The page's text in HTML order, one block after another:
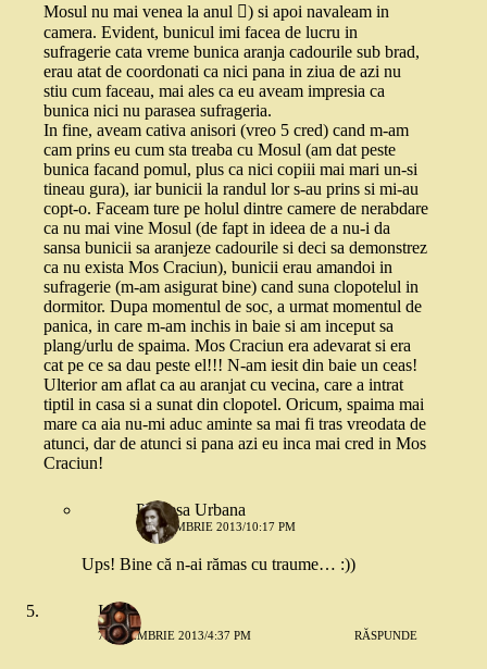
Mosul nu mai venea la anul ) si apoi navaleam in
camera. Evident, bunicul imi facea de lucru in
sufragerie cata vreme bunica aranja cadourile sub brad,
erau atat de coordonati ca nici pana in ziua de azi nu
stiu cum faceau, mai ales ca eu aveam impresia ca
bunica nici nu parasea sufrageria.
In fine, aveam cativa anisori (vreo 5 cred) cand m-am
cam prins eu cum sta treaba cu Mosul (am dat peste
bunica facand pomul, plus ca nici copiii mai mari un-si
tineau gura), iar bunicii la randul lor s-au prins si mi-au
copt-o. Faceam ture pe holul dintre camere de nerabdare
ca nu mai vine Mosul (de fapt in ideea de a nu-i da
sansa bunicii sa aranjeze cadourile si deci sa demonstrez
ca nu exista Mos Craciun), bunicii erau amandoi in
sufragerie (m-am asigurat bine) cand suna clopotelul in
dormitor. Dupa momentul de soc, a urmat momentul de
panica, in care m-am inchis in baie si am inceput sa
plang/urlu de spaima. Mos Craciun era adevarat si era
cat pe ce sa dau peste el!!! N-am iesit din baie un ceas!
Ulterior am aflat ca au aranjat cu vecina, care a intrat
tiptil in casa si a sunat din clopotel. Oricum, spaima mai
mare ca aia nu-mi aduc aminte sa mai fi tras vreodata de
atunci, dar de atunci si pana azi eu inca mai cred in Mos
Craciun!
Printesa Urbana
7 NOIEMBRIE 2013/10:17 PM
Ups! Bine că n-ai rămas cu traume… :))
Iulia
7 NOIEMBRIE 2013/4:37 PM RĂSPUNDE